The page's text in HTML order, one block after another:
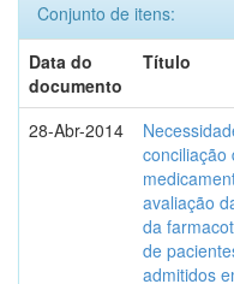
Conjunto de itens:
Data do
documento
Título
28-Abr-2014
conciliação
avaliação
da
de
admitidos